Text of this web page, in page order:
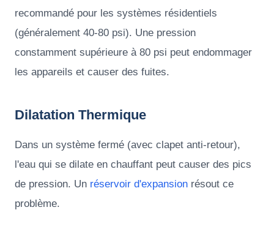
recommandé pour les systèmes résidentiels
(généralement 40-80 psi). Une pression
constamment supérieure à 80 psi peut endommager
les appareils et causer des fuites.
Dilatation Thermique
Dans un système fermé (avec clapet anti-retour),
l'eau qui se dilate en chauffant peut causer des pics
de pression. Un réservoir d'expansion résout ce
problème.